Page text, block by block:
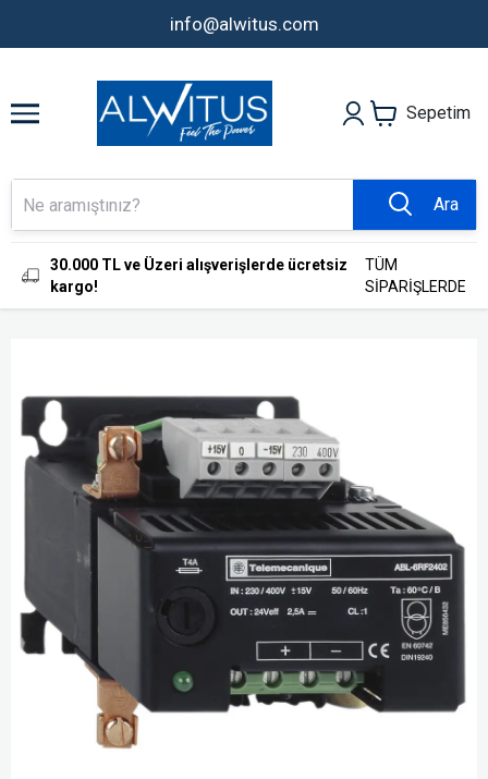
info@alwitus.com
Sepetim
Ara
30.000 TL ve Üzeri alışverişlerde ücretsiz
kargo!
TÜM
SİPARİŞLERDE